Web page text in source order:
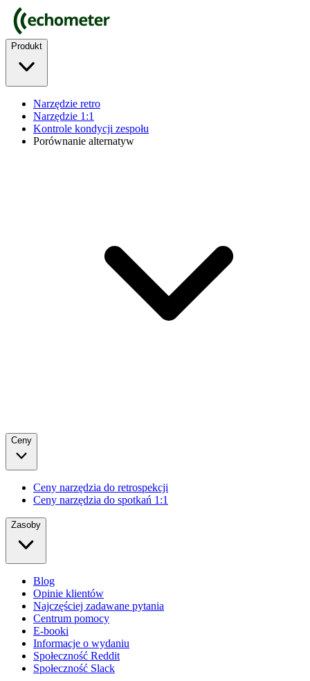
Produkt
Narzędzie retro
Narzędzie 1:1
Kontrole kondycji zespołu
Porównanie alternatyw
Ceny
Ceny narzędzia do retrospekcji
Ceny narzędzia do spotkań 1:1
Zasoby
Blog
Opinie klientów
Najczęściej zadawane pytania
Centrum pomocy
E-booki
Informacje o wydaniu
Społeczność Reddit
Społeczność Slack